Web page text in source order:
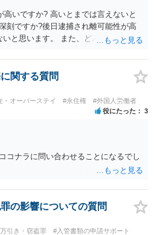
いですか? 高いとまでは言えないと
刻ですか?後日逮捕され離可能性が高
と思います。 また、どんな犯罪をし
関する質問
・オーバーステイ #永住権 #外国人労働者
役にたった 3
コナラに問い合わせることになるでし
の影響についての質問
引き・窃盗罪 #入管書類の申請サポート